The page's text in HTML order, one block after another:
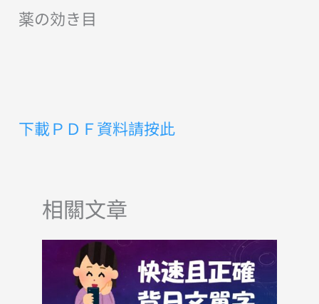
薬の効き目
下載ＰＤＦ資料請按此
相關文章